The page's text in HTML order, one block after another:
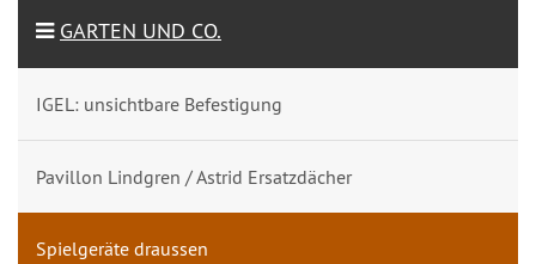
GARTEN UND CO.
IGEL: unsichtbare Befestigung
Pavillon Lindgren / Astrid Ersatzdächer
Spielgeräte draussen